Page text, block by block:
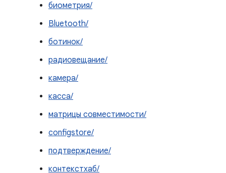
биометрия/
Bluetooth/
ботинок/
радиовещание/
камера/
касса/
матрицы совместимости/
configstore/
подтверждение/
контекстхаб/